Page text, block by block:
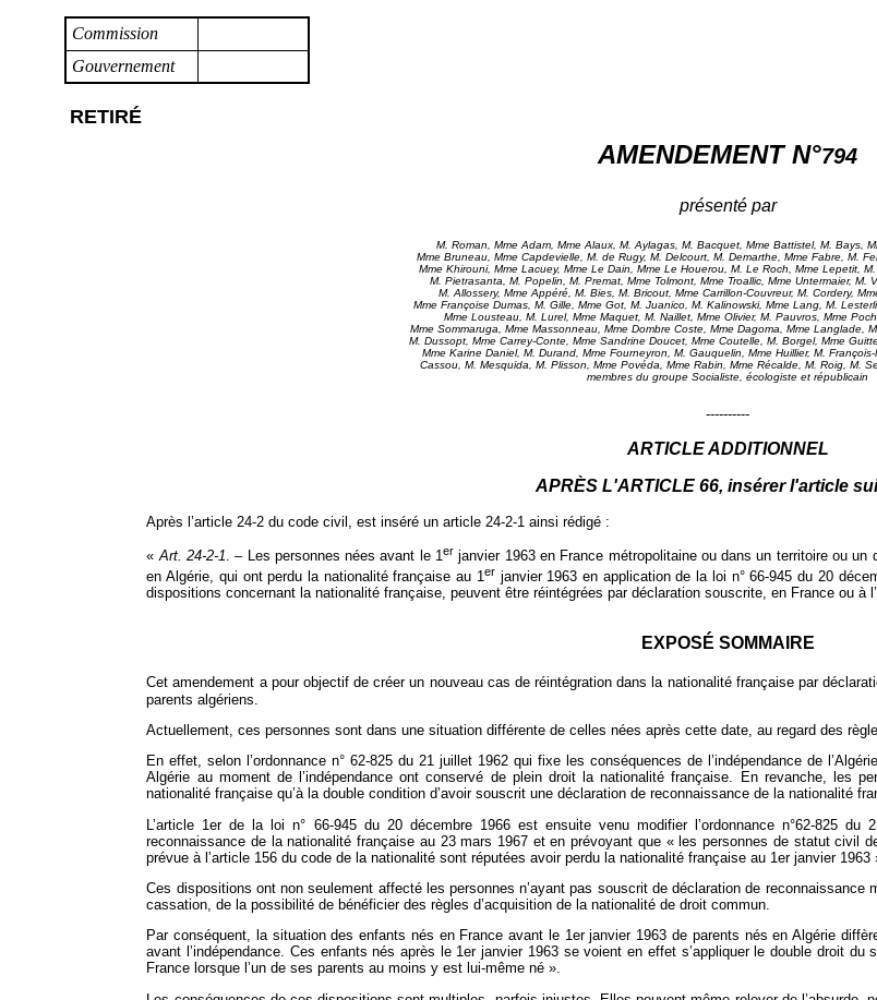
Commission
Gouvernement
RETIRÉ
AMENDEMENT N°794
présenté par
M. Roman, Mme Adam, Mme Alaux, M. Aylagas, M. Bacquet, Mme Battistel, M. Bays,
Mme Bruneau, Mme Capdevielle, M. de Rugy, M. Delcourt, M. Demarthe, Mme Fabre, M.
Mme Khirouni, Mme Lacuey, Mme Le Dain, Mme Le Houerou, M. Le Roch, Mme Lepetit,
M. Pietrasanta, M. Popelin, M. Premat, Mme Tolmont, Mme Troallic, Mme Untermaier, M.
M. Allossery, Mme Appéré, M. Bies, M. Bricout, Mme Carrillon-Couvreur, M. Cordery,
Mme Françoise Dumas, M. Gille, Mme Got, M. Juanico, M. Kalinowski, Mme Lang, M.
Mme Lousteau, M. Lurel, Mme Maquet, M. Naillet, Mme Olivier, M. Pauvros, Mme
Mme Sommaruga, Mme Massonneau, Mme Dombre Coste, Mme Dagoma, Mme Langlade,
M. Dussopt, Mme Carrey-Conte, Mme Sandrine Doucet, Mme Coutelle, M. Borgel, Mme
Mme Karine Daniel, M. Durand, Mme Fourneyron, M. Gauquelin, Mme Huillier, M.
Cassou, M. Mesquida, M. Plisson, Mme Povéda, Mme Rabin, Mme Récalde, M. Roig, M.
membres du groupe Socialiste, écologiste et républicain
----------
ARTICLE ADDITIONNEL
APRÈS L'ARTICLE 66, insérer l'article
Après l’article 24‑2 du code civil, est inséré un article 24‑2‑1 ainsi rédigé :
«Art. 24‑2‑1. – Les personnes nées avant le 1er janvier 1963 en France métropolitaine ou dans un territoire ou un
en Algérie, qui ont perdu la nationalité française au 1er janvier 1963 en application de la loi n° 66‑945 du 20
dispositions concernant la nationalité française, peuvent être réintégrées par déclaration souscrite, en France ou à
EXPOSÉ SOMMAIRE
Cet amendement a pour objectif de créer un nouveau cas de réintégration dans la nationalité française par
parents algériens.
Actuellement, ces personnes sont dans une situation différente de celles nées après cette date, au regard des
En effet, selon l’ordonnance n° 62‑825 du 21 juillet 1962 qui fixe les conséquences de l’indépendance de
Algérie au moment de l’indépendance ont conservé de plein droit la nationalité française. En revanche, les
nationalité française qu’à la double condition d’avoir souscrit une déclaration de reconnaissance de la nationalité
L’article 1er de la loi n° 66‑945 du 20 décembre 1966 est ensuite venu modifier l’ordonnance n°62‑825
reconnaissance de la nationalité française au 23 mars 1967 et en prévoyant que « les personnes de statut civil
prévue à l’article 156 du code de la nationalité sont réputées avoir perdu la nationalité française au 1er janvier 1963
Ces dispositions ont non seulement affecté les personnes n’ayant pas souscrit de déclaration de
cassation, de la possibilité de bénéficier des règles d’acquisition de la nationalité de droit commun.
Par conséquent, la situation des enfants nés en France avant le 1er janvier 1963 de parents nés en Algérie
avant l’indépendance. Ces enfants nés après le 1er janvier 1963 se voient en effet s’appliquer le double droit
France lorsque l’un de ses parents au moins y est lui-même né ».